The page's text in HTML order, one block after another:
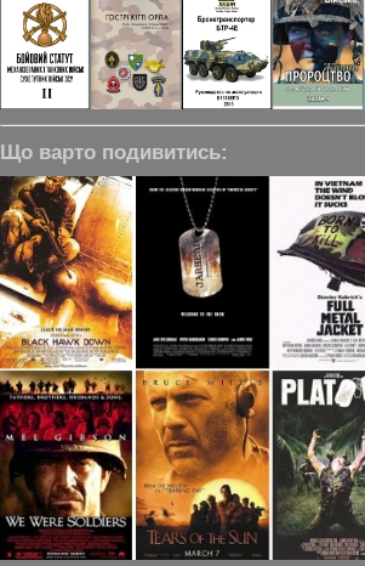
Що варто подивитись: